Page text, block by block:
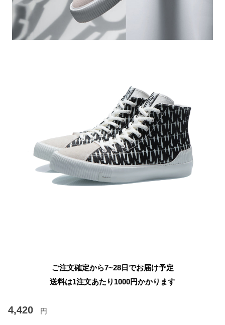
ご注文確定から7~28日でお届け予定
送料は1注文あたり 1000円かかります
4,420 円